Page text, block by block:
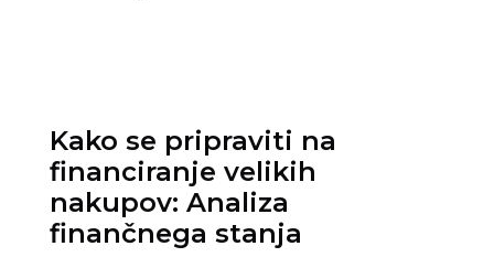
Kako se pripraviti na
financiranje velikih
nakupov: Analiza
finančnega stanja